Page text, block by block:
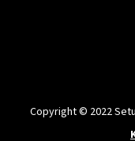
Copyright © 2022